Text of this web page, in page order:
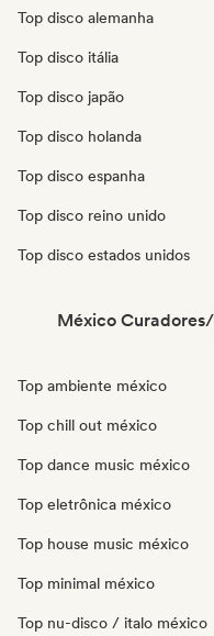
Top disco alemanha
Top disco itália
Top disco japão
Top disco holanda
Top disco espanha
Top disco reino unido
Top disco estados unidos
México
Top ambiente méxico
Top chill out méxico
Top dance music méxico
Top eletrônica méxico
Top house music méxico
Top minimal méxico
Top nu-disco / italo méxico